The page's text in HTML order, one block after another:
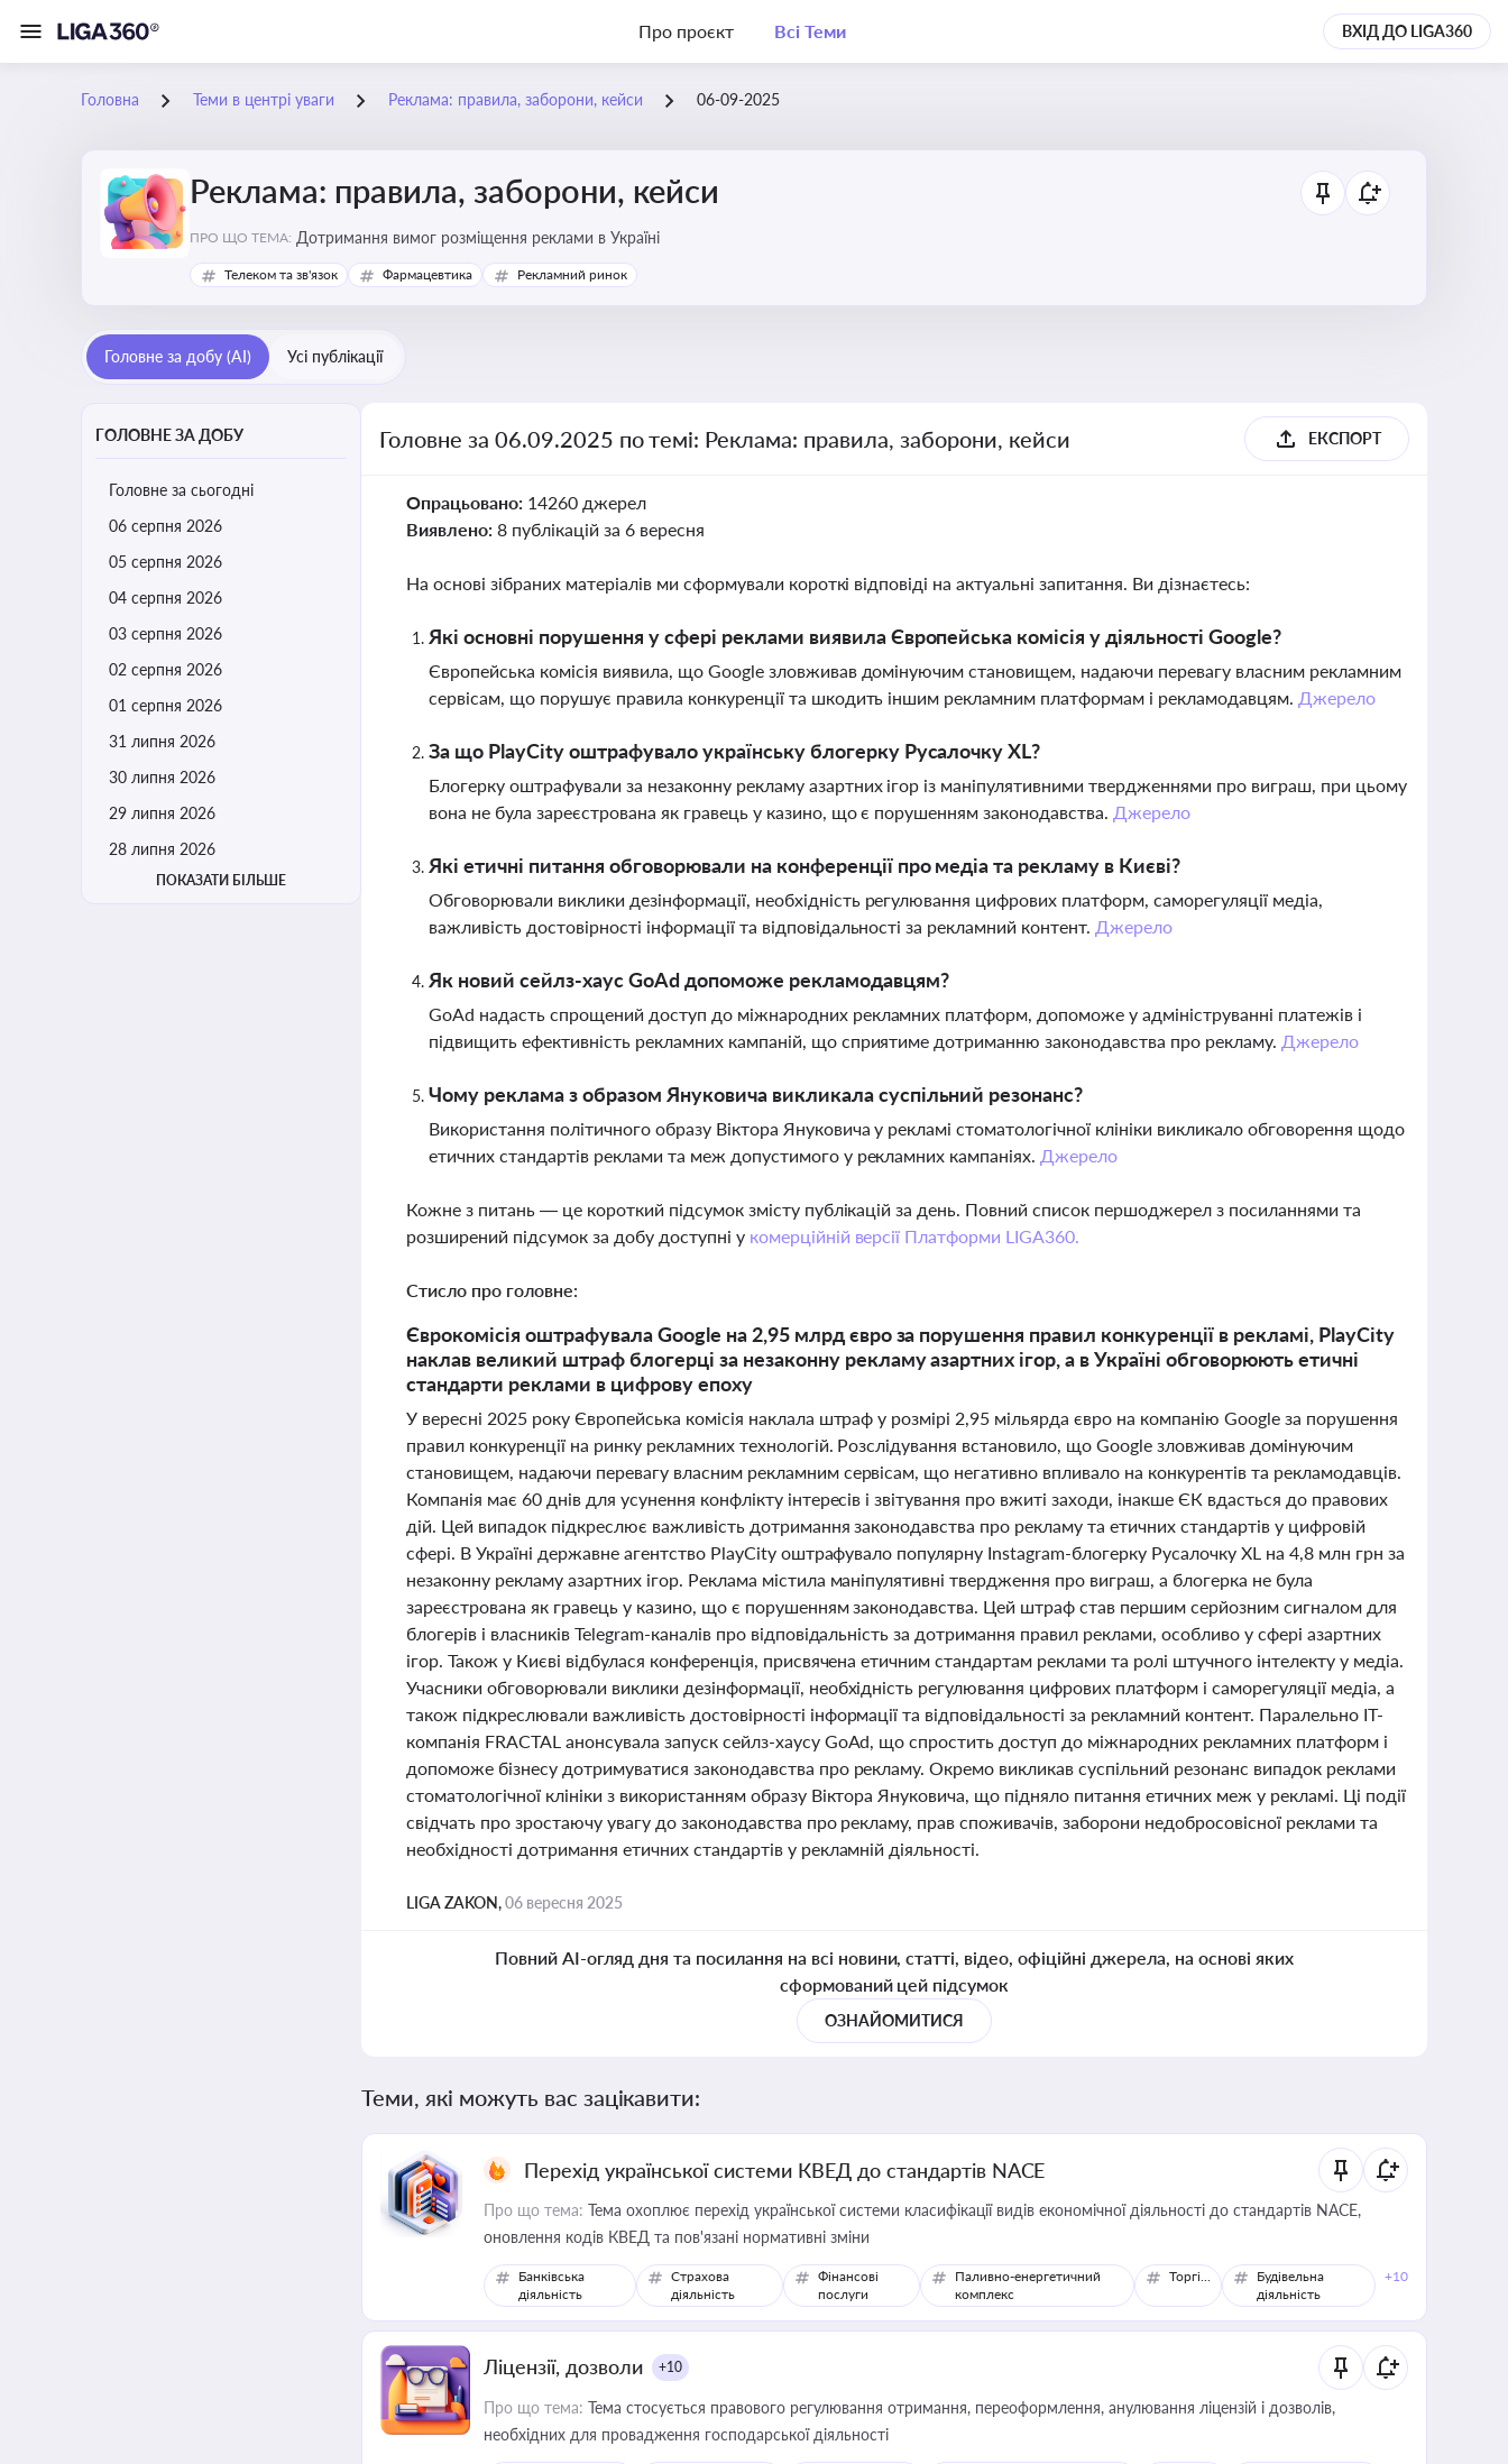
Про проєкт Всі Теми ВХІД ДО LIGA360
Головна Теми в центрі уваги Реклама: правила, заборони, кейси 06-09-2025
Реклама: правила, заборони, кейси
ПРО ЩО ТЕМА: Дотримання вимог розміщення реклами в Україні
Телеком та зв'язок Фармацевтика Рекламний ринок
Головне за добу (AI) Усі публікації
ГОЛОВНЕ ЗА ДОБУ
Головне за сьогодні
06 серпня 2026
05 серпня 2026
04 серпня 2026
03 серпня 2026
02 серпня 2026
01 серпня 2026
31 липня 2026
30 липня 2026
29 липня 2026
28 липня 2026
ПОКАЗАТИ БІЛЬШЕ
Головне за 06.09.2025 по темі: Реклама: правила, заборони, кейси ЕКСПОРТ
Опрацьовано: 14260 джерел
Виявлено: 8 публікацій за 6 вересня
На основі зібраних матеріалів ми сформували короткі відповіді на актуальні запитання. Ви дізнаєтесь:
Які основні порушення у сфері реклами виявила Європейська комісія у діяльності Google?
Європейська комісія виявила, що Google зловживав домінуючим становищем, надаючи перевагу власним рекламним
сервісам, що порушує правила конкуренції та шкодить іншим рекламним платформам і рекламодавцям. Джерело
За що PlayCity оштрафувало українську блогерку Русалочку XL?
Блогерку оштрафували за незаконну рекламу азартних ігор із маніпулятивними твердженнями про виграш, при цьому
вона не була зареєстрована як гравець у казино, що є порушенням законодавства. Джерело
Які етичні питання обговорювали на конференції про медіа та рекламу в Києві?
Обговорювали виклики дезінформації, необхідність регулювання цифрових платформ, саморегуляції медіа,
важливість достовірності інформації та відповідальності за рекламний контент. Джерело
Як новий сейлз-хаус GoAd допоможе рекламодавцям?
GoAd надасть спрощений доступ до міжнародних рекламних платформ, допоможе у адмініструванні платежів і
підвищить ефективність рекламних кампаній, що сприятиме дотриманню законодавства про рекламу. Джерело
Чому реклама з образом Януковича викликала суспільний резонанс?
Використання політичного образу Віктора Януковича у рекламі стоматологічної клініки викликало обговорення щодо
етичних стандартів реклами та меж допустимого у рекламних кампаніях. Джерело
Кожне з питань — це короткий підсумок змісту публікацій за день. Повний список першоджерел з посиланнями та
розширений підсумок за добу доступні у комерційній версії Платформи LIGA360.
Стисло про головне:
Єврокомісія оштрафувала Google на 2,95 млрд євро за порушення правил конкуренції в рекламі, PlayCity
наклав великий штраф блогерці за незаконну рекламу азартних ігор, а в Україні обговорюють етичні
стандарти реклами в цифрову епоху
У вересні 2025 року Європейська комісія наклала штраф у розмірі 2,95 мільярда євро на компанію Google за порушення
правил конкуренції на ринку рекламних технологій. Розслідування встановило, що Google зловживав домінуючим
становищем, надаючи перевагу власним рекламним сервісам, що негативно впливало на конкурентів та рекламодавців.
Компанія має 60 днів для усунення конфлікту інтересів і звітування про вжиті заходи, інакше ЄК вдасться до правових
дій. Цей випадок підкреслює важливість дотримання законодавства про рекламу та етичних стандартів у цифровій
сфері. В Україні державне агентство PlayCity оштрафувало популярну Instagram-блогерку Русалочку XL на 4,8 млн грн за
незаконну рекламу азартних ігор. Реклама містила маніпулятивні твердження про виграш, а блогерка не була
зареєстрована як гравець у казино, що є порушенням законодавства. Цей штраф став першим серйозним сигналом для
блогерів і власників Telegram-каналів про відповідальність за дотримання правил реклами, особливо у сфері азартних
ігор. Також у Києві відбулася конференція, присвячена етичним стандартам реклами та ролі штучного інтелекту у медіа.
Учасники обговорювали виклики дезінформації, необхідність регулювання цифрових платформ і саморегуляції медіа, а
також підкреслювали важливість достовірності інформації та відповідальності за рекламний контент. Паралельно IT-
компанія FRACTAL анонсувала запуск сейлз-хаусу GoAd, що спростить доступ до міжнародних рекламних платформ і
допоможе бізнесу дотримуватися законодавства про рекламу. Окремо викликав суспільний резонанс випадок реклами
стоматологічної клініки з використанням образу Віктора Януковича, що підняло питання етичних меж у рекламі. Ці події
свідчать про зростаючу увагу до законодавства про рекламу, прав споживачів, заборони недобросовісної реклами та
необхідності дотримання етичних стандартів у рекламній діяльності.
LIGA ZAKON,06 вересня 2025
Повний AI-огляд дня та посилання на всі новини, статті, відео, офіційні джерела, на основі яких
сформований цей підсумок
ОЗНАЙОМИТИСЯ
Теми, які можуть вас зацікавити:
Перехід української системи КВЕД до стандартів NACE
Про що тема: Тема охоплює перехід української системи класифікації видів економічної діяльності до стандартів NACE,
оновлення кодів КВЕД та пов'язані нормативні зміни
Банківська
діяльність
Страхова
діяльність
Фінансові
послуги
Паливно-енергетичний
комплекс
Торгівля
Будівельна
діяльність
+10
Ліцензії, дозволи +10
Про що тема: Тема стосується правового регулювання отримання, переоформлення, анулювання ліцензій і дозволів,
необхідних для провадження господарської діяльності